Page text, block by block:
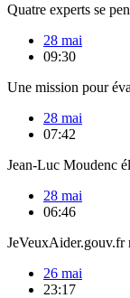
Quatre experts se
28 mai
09:30
Une mission pour
28 mai
07:42
Jean-Luc Moudenc
28 mai
06:46
JeVeuxAider.gouv.fr
26 mai
23:17